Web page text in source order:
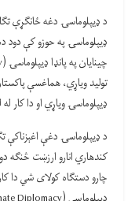
د ډيپلوماسۍ دغه ځانګړې
ډيپلوماسۍ په حوزو کې دود
تولید ویاړي، هماغسې
ډيپلوماسۍ ویاړي او دا کار
د ډيپلوماسۍ دغې اغېزناکې
کندهاري انارو ارزښت څنګه
چارو دستګاه کولای شي دا